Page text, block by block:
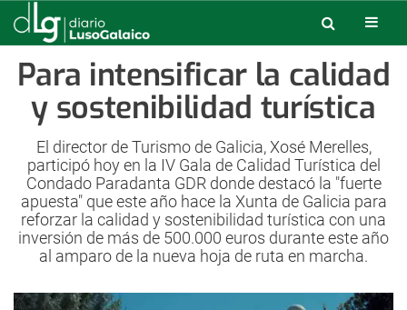
Para intensificar la calidad
y sostenibilidad turística
El director de Turismo de Galicia, Xosé Merelles,
participó hoy en la IV Gala de Calidad Turística del
Condado Paradanta GDR donde destacó la "fuerte
apuesta" que este año hace la Xunta de Galicia para
reforzar la calidad y sostenibilidad turística con una
inversión de más de 500.000 euros durante este año
al amparo de la nueva hoja de ruta en marcha.